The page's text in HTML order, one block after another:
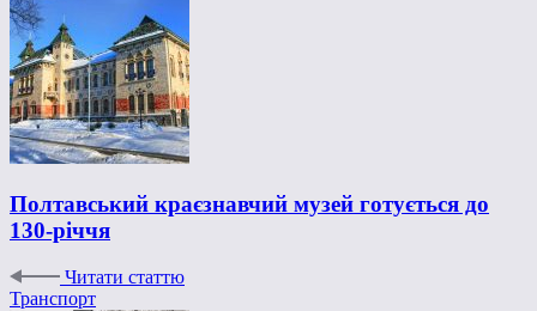
Полтавський краєзнавчий музей готується до
130-річчя
Читати статтю
Транспорт